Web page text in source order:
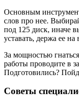
Основным
слов про нее.
под 125 диск, иначе
уставать, держа ее на
За мощностью
работы проводите в
Подготовились?
Советы